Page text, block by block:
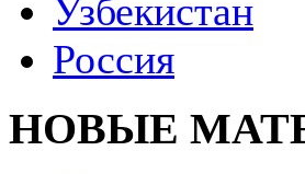
Узбекистан
Россия
НОВЫЕ